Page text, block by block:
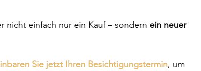
nicht einfach nur ein Kauf – sondern ein neuer
Sie jetzt Ihren Besichtigungstermin, um